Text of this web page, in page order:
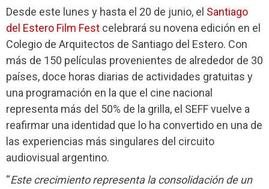
Desde este lunes y hasta el 20 de junio, el Santiago
del Estero Film Fest celebrará su novena edición en el
Colegio de Arquitectos de Santiago del Estero. Con
más de 150 películas provenientes de alrededor de 30
países, doce horas diarias de actividades gratuitas y
una programación en la que el cine nacional
representa más del 50% de la grilla, el SEFF vuelve a
reafirmar una identidad que lo ha convertido en una de
las experiencias más singulares del circuito
audiovisual argentino.
“Este crecimiento representa la consolidación de un